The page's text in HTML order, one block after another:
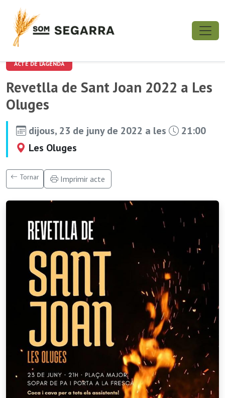
ACTE DE L'AGENDA
Revetlla de Sant Joan 2022 a Les
Oluges
dijous, 23 de juny de 2022 a les
21:00
Les Oluges
Tornar Imprimir acte